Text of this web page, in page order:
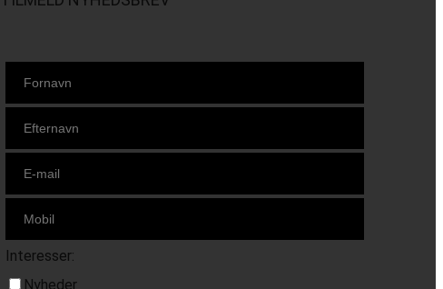
Interesser:
Nyheder